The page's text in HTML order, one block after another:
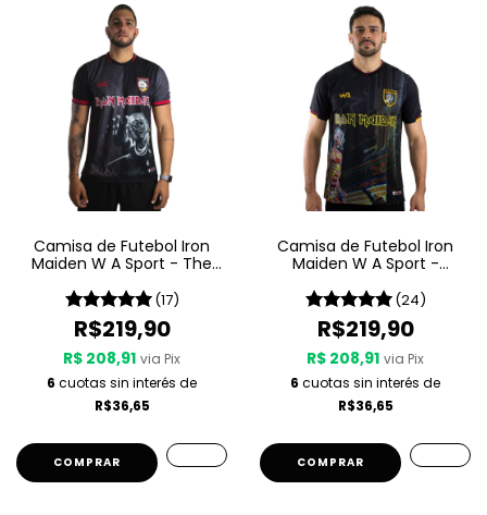
Camisa de Futebol Iron
Maiden W A Sport - The
(17)
R$219,90
R$ 208,91 via Pix
6 cuotas sin interés de
R$36,65
COMPRAR
Camisa de Futebol Iron
Maiden W A Sport -
(24)
R$219,90
R$ 208,91 via Pix
6 cuotas sin interés de
R$36,65
COMPRAR